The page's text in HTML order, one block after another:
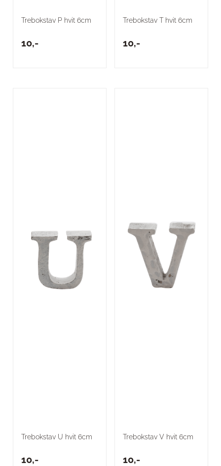
Trebokstav P hvit 6cm
10,-
Trebokstav T hvit 6cm
10,-
Trebokstav U hvit 6cm
10,-
Trebokstav V hvit 6cm
10,-